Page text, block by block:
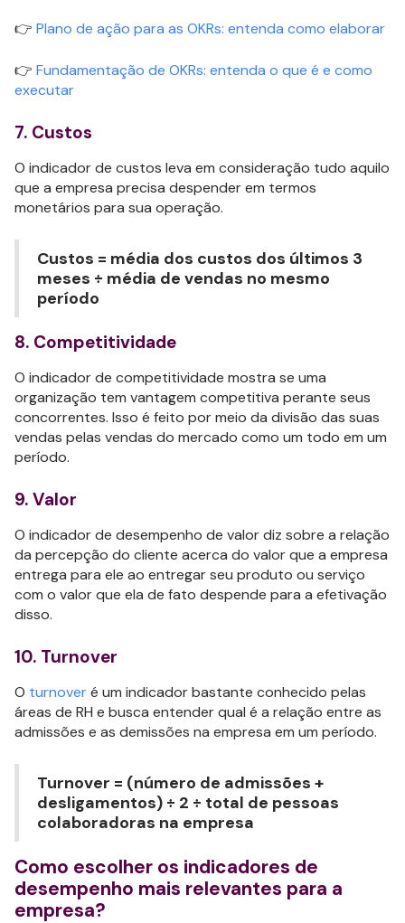
👉 Plano de ação para as OKRs: entenda como elaborar
👉 Fundamentação de OKRs: entenda o que é e como
executar
7. Custos
O indicador de custos leva em consideração tudo aquilo
que a empresa precisa despender em termos
monetários para sua operação.
Custos = média dos custos dos últimos 3
meses ÷ média de vendas no mesmo
período
8. Competitividade
O indicador de competitividade mostra se uma
organização tem vantagem competitiva perante seus
concorrentes. Isso é feito por meio da divisão das suas
vendas pelas vendas do mercado como um todo em um
período.
9. Valor
O indicador de desempenho de valor diz sobre a relação
da percepção do cliente acerca do valor que a empresa
entrega para ele ao entregar seu produto ou serviço
com o valor que ela de fato despende para a efetivação
disso.
10. Turnover
O turnoveré um indicador bastante conhecido pelas
áreas de RH e busca entender qual é a relação entre as
admissões e as demissões na empresa em um período.
Turnover = (número de admissões +
desligamentos) ÷ 2 ÷ total de pessoas
colaboradoras na empresa
Como escolher os indicadores de
desempenho mais relevantes para a
empresa?